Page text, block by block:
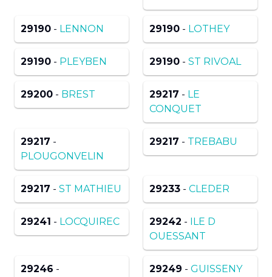
29190 - LENNON 29190 - LOTHEY
29190 - PLEYBEN 29190 - ST RIVOAL
29200 - BREST 29217 - LE
CONQUET
29217 -
PLOUGONVELIN
29217 - TREBABU
29217 - ST MATHIEU 29233 - CLEDER
29241 - LOCQUIREC 29242 - ILE D
OUESSANT
29246 - 29249 - GUISSENY